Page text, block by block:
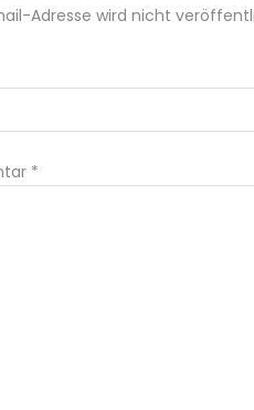
Adresse wird nicht
*